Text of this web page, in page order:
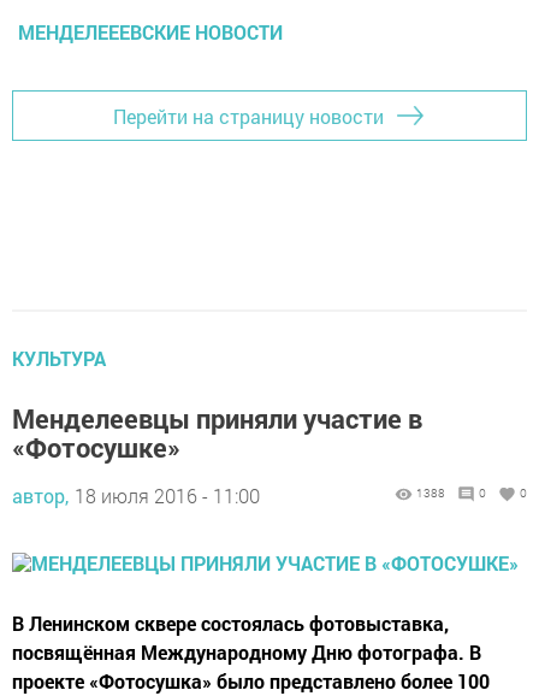
МЕНДЕЛЕЕЕВСКИЕ НОВОСТИ
Перейти на страницу новости
КУЛЬТУРА
Менделеевцы приняли участие в
«Фотосушке»
автор, 18 июля 2016 - 11:00 1388 0 0
В Ленинском сквере состоялась фотовыставка,
посвящённая Международному Дню фотографа. В
проекте «Фотосушка» было представлено более 100